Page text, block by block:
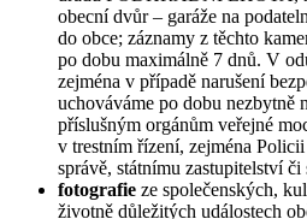
obecní dvůr – garáže na
do obce; záznamy z těchto
po dobu maximálně 7 dnů. V
zejména v případě narušení
uchováváme po dobu nezbytně
příslušným orgánům veřejné
v trestním řízení, zejména
správě, státnímu zastupitelství či
fotografie ze společenských,
životně důležitých událostech